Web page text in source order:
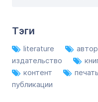
Тэги
literature
издательство
контент
печать
публикации